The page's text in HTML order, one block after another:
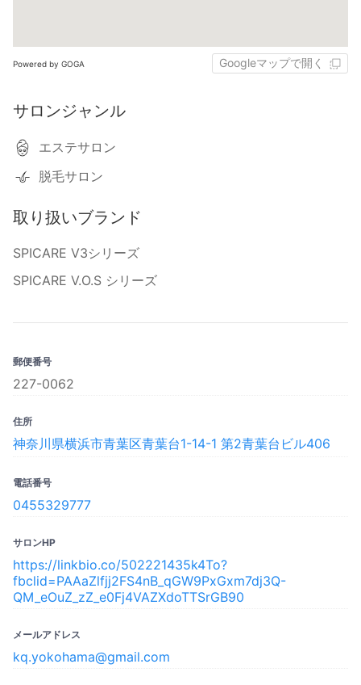
Powered by GOGA Googleマップで開く
サロンジャンル
エステサロン
脱毛サロン
取り扱いブランド
SPICARE V3シリーズ
SPICARE V.O.S シリーズ
郵便番号
227-0062
住所
神奈川県横浜市青葉区青葉台1-14-1 第2青葉台ビル406
電話番号
0455329777
サロンHP
https://linkbio.co/502221435k4To?
fbclid=PAAaZlfjj2FS4nB_qGW9PxGxm7dj3Q-
QM_eOuZ_zZ_e0Fj4VAZXdoTTSrGB90
メールアドレス
kq.yokohama@gmail.com